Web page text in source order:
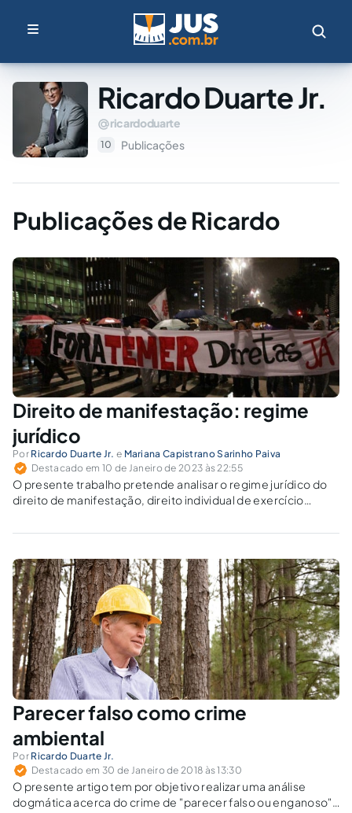
Ricardo Duarte Jr.
ricardoduarte
10 Publicações
Publicações de Ricardo
Direito de manifestação: regime
jurídico
Por Ricardo Duarte Jr. e Mariana Capistrano Sarinho Paiva
Destacado em 10 de Janeiro de 2023 às 22:55
O presente trabalho pretende analisar o regime jurídico do
direito de manifestação, direito individual de exercício
Parecer falso como crime
ambiental
Por Ricardo Duarte Jr.
Destacado em 30 de Janeiro de 2018 às 13:30
O presente artigo tem por objetivo realizar uma análise
dogmática acerca do crime de "parecer falso ou enganoso"